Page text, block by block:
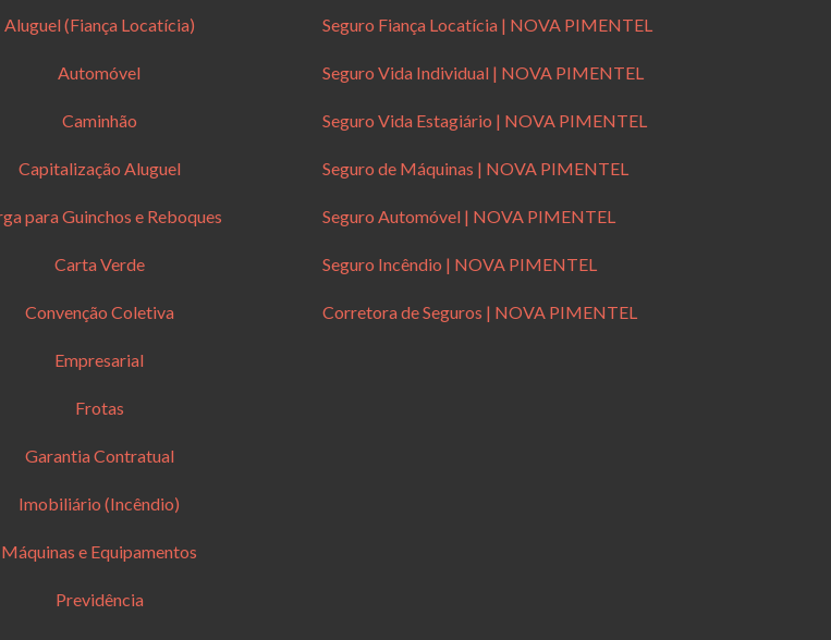
Aluguel (Fiança Locatícia)
Automóvel
Caminhão
Capitalização Aluguel
para Guinchos e Reboques
Carta Verde
Convenção Coletiva
Empresarial
Frotas
Garantia Contratual
Imobiliário (Incêndio)
Máquinas e Equipamentos
Previdência
Seguro Fiança Locatícia | NOVA PIMENTEL
Seguro Vida Individual | NOVA PIMENTEL
Seguro Vida Estagiário | NOVA PIMENTEL
Seguro de Máquinas | NOVA PIMENTEL
Seguro Automóvel | NOVA PIMENTEL
Seguro Incêndio | NOVA PIMENTEL
Corretora de Seguros | NOVA PIMENTEL